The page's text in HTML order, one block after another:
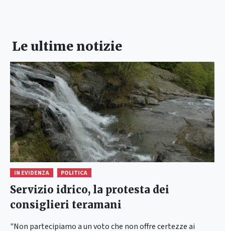
Le ultime notizie
IN EVIDENZA POLITICA
Servizio idrico, la protesta dei
consiglieri teramani
"Non partecipiamo a un voto che non offre certezze ai